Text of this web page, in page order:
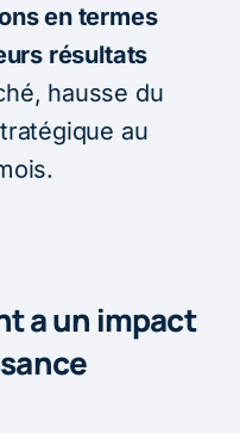
en termes
résultats
hausse du
au
a un impact